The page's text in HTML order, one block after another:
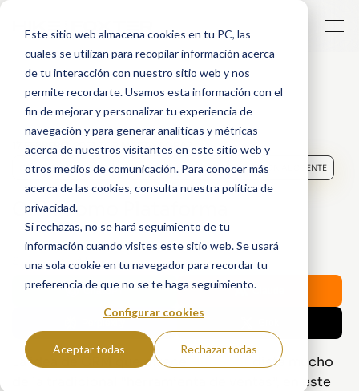
Este sitio web almacena cookies en tu PC, las
cuales se utilizan para recopilar información acerca
de tu interacción con nuestro sitio web y nos
permite recordarte. Usamos esta información con el
fin de mejorar y personalizar tu experiencia de
navegación y para generar analíticas y métricas
acerca de nuestros visitantes en este sitio web y
otros medios de comunicación. Para conocer más
acerca de las cookies, consulta nuestra política de
privacidad.
Si rechazas, no se hará seguimiento de tu
información cuando visites este sitio web. Se usará
una sola cookie en tu navegador para recordar tu
preferencia de que no se te haga seguimiento.
Configurar cookies
Aceptar todas Rechazar todas
17 FEBRERO, 2021 POR MARTA AGRAZ
CRM MARKETING VENTAS HUBSPOT ATENCIÓN AL CLIENTE
CRM como Plataforma
Share with AI:
ChatGPT Claude
La idea de CRM que ofrece
dista mucho
de la tradicional “herramienta de ventas”, en este